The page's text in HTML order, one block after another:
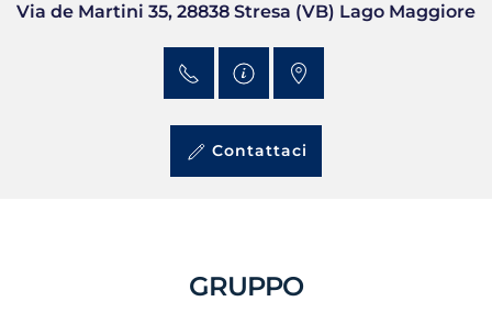
Via de Martini 35, 28838 Stresa (VB) Lago Maggiore
Contattaci
GRUPPO